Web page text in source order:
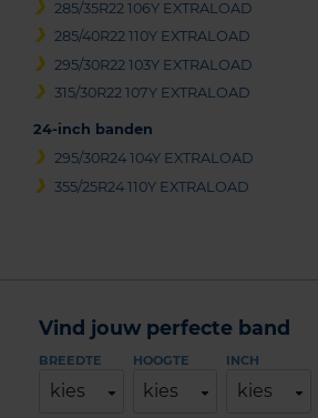
285/35R22 106Y EXTRALOAD
285/40R22 110Y EXTRALOAD
295/30R22 103Y EXTRALOAD
315/30R22 107Y EXTRALOAD
24-inch banden
295/30R24 104Y EXTRALOAD
355/25R24 110Y EXTRALOAD
Vind jouw perfecte band
BREEDTE
kies
HOOGTE
kies
INCH
kies